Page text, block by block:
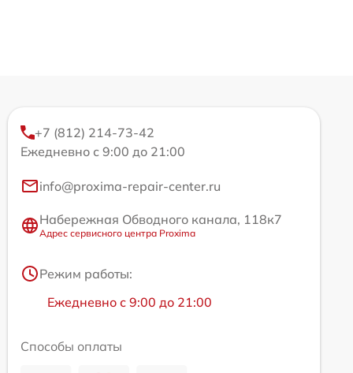
+7 (812) 214-73-42
Ежедневно с 9:00 до 21:00
info@proxima-repair-center.ru
Набережная Обводного канала, 118к7
Адрес сервисного центра Proxima
Режим работы:
Ежедневно с 9:00 до 21:00
Способы оплаты